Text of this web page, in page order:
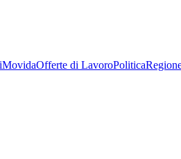
MovidaOfferte di LavoroPolitica